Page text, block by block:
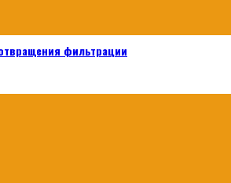
фильтрации